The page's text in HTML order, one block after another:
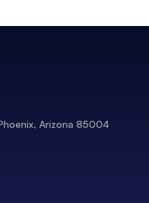
Arizona 85004